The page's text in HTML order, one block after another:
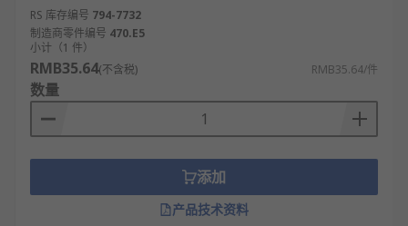
RS 库存编号 794-7732
制造商零件编号 470.E5
小计（1 件）
RMB35.64(不含税) RMB35.64/件
数量
添加
产品技术资料